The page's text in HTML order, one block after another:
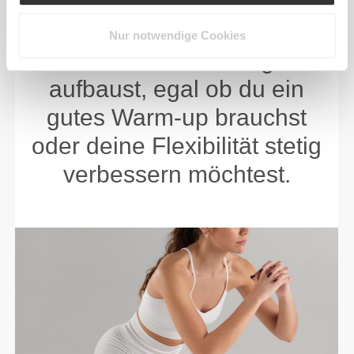
Nur notwendige Cookies
indem du Kraft, Ausdauer
aufbaust, egal ob du ein
gutes Warm-up brauchst
oder deine Flexibilität stetig
verbessern möchtest.